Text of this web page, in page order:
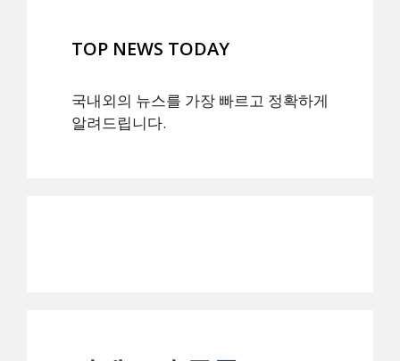
TOP NEWS TODAY
국내외의 뉴스를 가장 빠르고 정확하게
알려드립니다.